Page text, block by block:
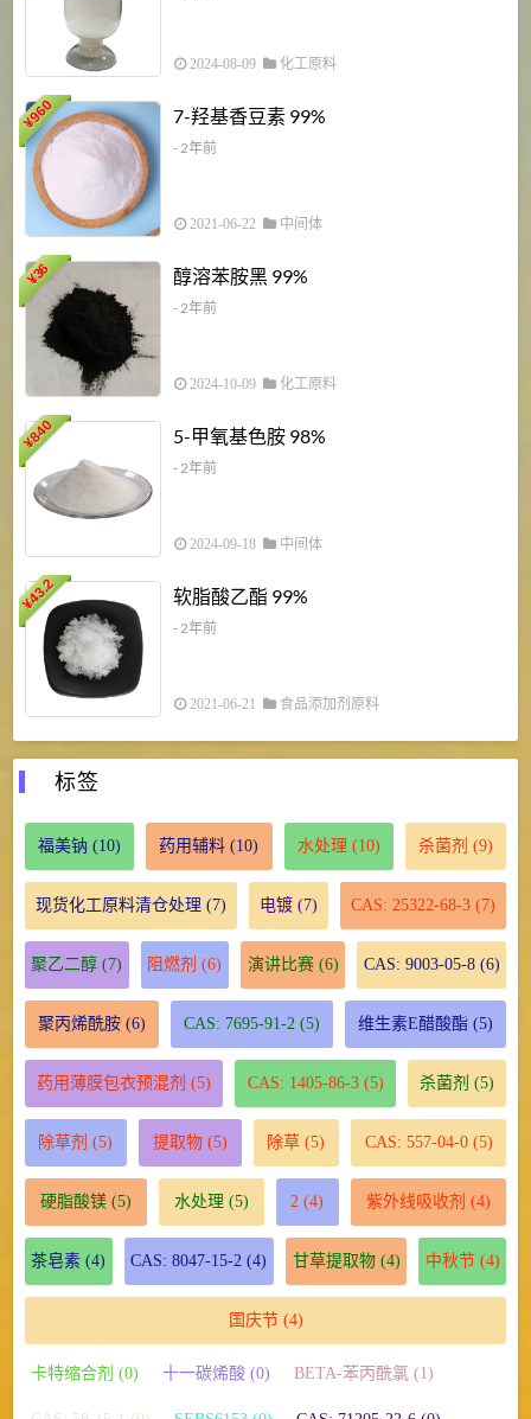
2024-08-09 化工原料
¥
960 7-羟基香豆素 99%
- 2年前
2021-06-22 中间体
¥
36 醇溶苯胺黑 99%
- 2年前
2024-10-09 化工原料
¥
840 5-甲氧基色胺 98%
- 2年前
2024-09-18 中间体
¥
43.2 软脂酸乙酯 99%
- 2年前
2021-06-21 食品添加剂原料
标签
福美钠 (10) 药用辅料 (10) 水处理 (10) 杀菌剂 (9)
现货化工原料清仓处理 (7) 电镀 (7) CAS: 25322-68-3 (7)
聚乙二醇 (7) 阻燃剂 (6) 演讲比赛(6) CAS: 9003-05-8(6)
聚丙烯酰胺(6) CAS: 7695-91-2 (5) 维生素E醋酸酯 (5)
药用薄膜包衣预混剂 (5) CAS: 1405-86-3(5) 杀菌剂 (5)
除草剂 (5) 提取物(5) 除草 (5) CAS: 557-04-0(5)
硬脂酸镁(5) 水处理 (5) 2 (4) 紫外线吸收剂 (4)
茶皂素 (4) CAS: 8047-15-2 (4) 甘草提取物(4) 中秋节(4)
国庆节(4)
卡特缩合剂 (0) 十一碳烯酸 (0) BETA-苯丙酰氯 (1)